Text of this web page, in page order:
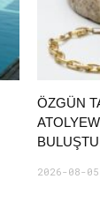
ÖZGÜN
2026-08-05